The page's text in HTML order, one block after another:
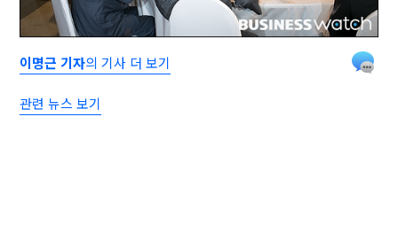
이명근 기자의 기사 더 보기
관련 뉴스 보기